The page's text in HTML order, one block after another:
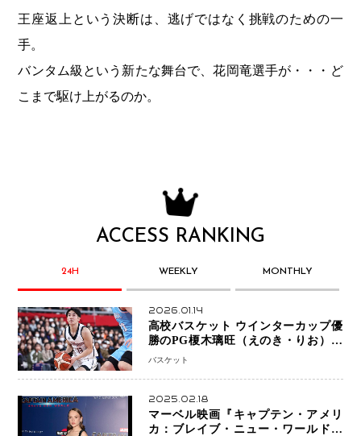
王座返上という決断は、逃げではなく挑戦のための一
手。
バンタム級という新たな舞台で、花岡竜選手が・・・ど
こまで駆け上がるのか。
ACCESS RANKING
24H WEEKLY MONTHLY
2026.01.14
高校バスケット ウインターカップ優
勝のPG榎木璃旺（えのき・りお）が
プロの現場へ―。
バスケット
2025.02.18
マーベル映画『キャプテン・アメリ
カ：ブレイブ・ニュー・ワールド』